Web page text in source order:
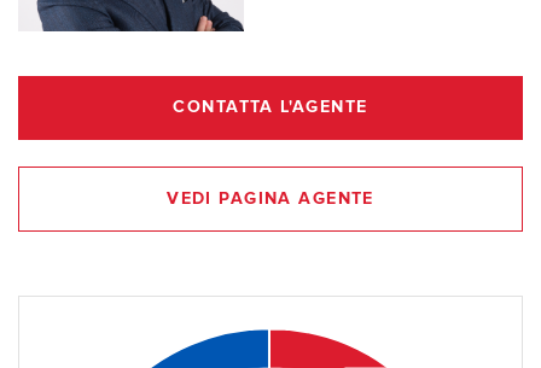
CONTATTA L'AGENTE
VEDI PAGINA AGENTE